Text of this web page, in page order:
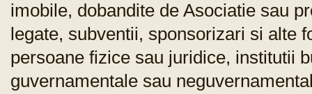
imobile, dobandite de Asociatie sau
legate, subventii, sponsorizari si alte
persoane fizice sau juridice, institutii
guvernamentale sau